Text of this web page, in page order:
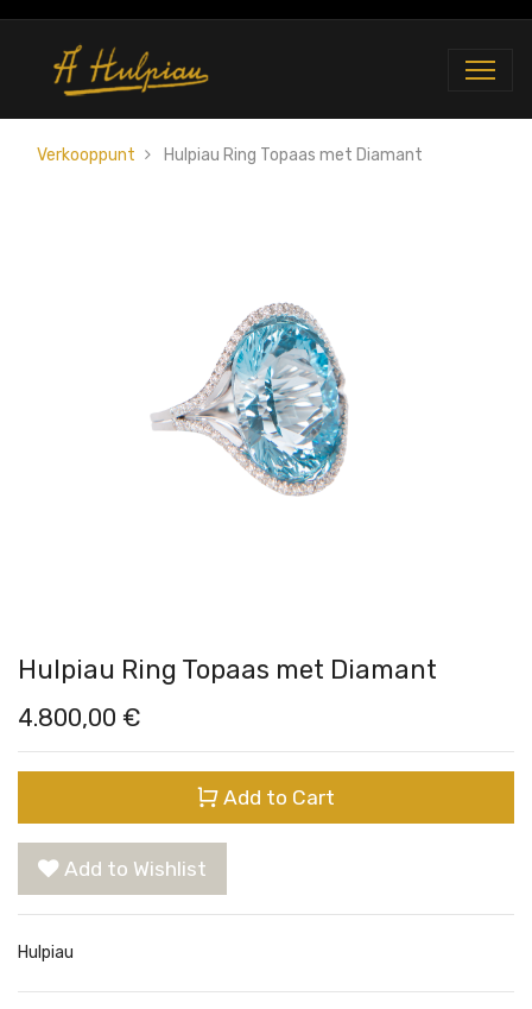
Verkooppunt Hulpiau Ring Topaas met Diamant
Hulpiau Ring Topaas met Diamant
4.800,00 €
Add to Cart
Add to Wishlist
Hulpiau